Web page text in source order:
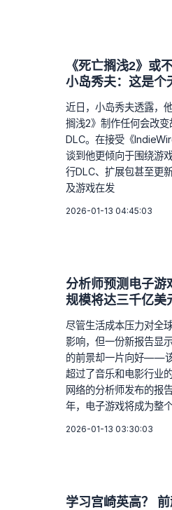
《死亡搁浅2》或
小岛秀夫：这是个
近日，小岛秀夫透露，
搁浅2》制作任何会改
DLC。在接受《
谈到他更倾向于围绕游
行DLC、扩展包甚至更
及游戏在发
2026-01-13 04:45:03
分析师预测电子游
规模将达三千亿美
尽管生活成本压力对全
影响，但一份新报告显
的前景却一片向好——
超过了音乐和电影行业
网络的分析师发布的报
年，电子游戏将成为整
2026-01-13 03:30:03
学习宫崎英高？